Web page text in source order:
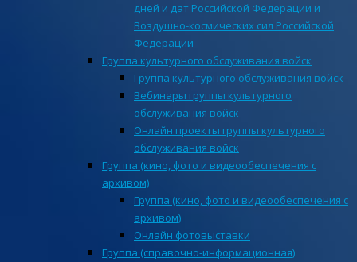
дней и дат Российской Федерации и
Воздушно-космических сил Российской
Федерации
Группа культурного обслуживания войск
Группа культурного обслуживания войск
Вебинары группы культурного
обслуживания войск
Онлайн проекты группы культурного
обслуживания войск
Группа (кино, фото и видеообеспечения с
архивом)
Группа (кино, фото и видеообеспечения с
архивом)
Онлайн фотовыставки
Группа (справочно-информационная)